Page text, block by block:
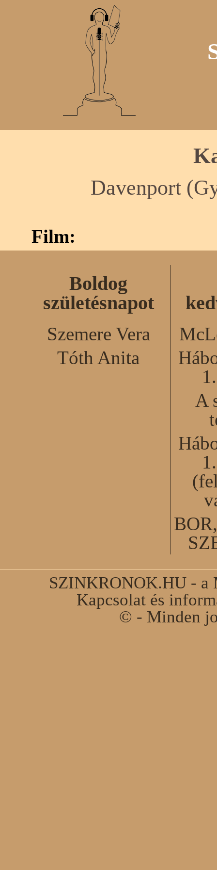
Davenport
Film:
Boldog
születésnapot
Szemere Vera
Tóth Anita
A
SZINKRONOK.HU - a
Kapcsolat és
© - Minden